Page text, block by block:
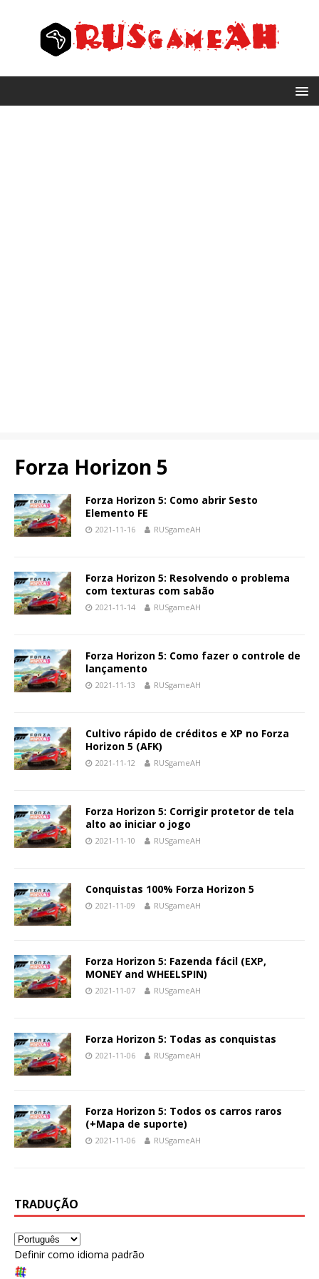
Forza Horizon 5
Forza Horizon 5: Como abrir Sesto
Elemento FE
2021-11-16 RUSgameAH
Forza Horizon 5: Resolvendo o problema
com texturas com sabão
2021-11-14 RUSgameAH
Forza Horizon 5: Como fazer o controle de
lançamento
2021-11-13 RUSgameAH
Cultivo rápido de créditos e XP no Forza
Horizon 5 (AFK)
2021-11-12 RUSgameAH
Forza Horizon 5: Corrigir protetor de tela
alto ao iniciar o jogo
2021-11-10 RUSgameAH
Conquistas 100% Forza Horizon 5
2021-11-09 RUSgameAH
Forza Horizon 5: Fazenda fácil (EXP,
MONEY and WHEELSPIN)
2021-11-07 RUSgameAH
Forza Horizon 5: Todas as conquistas
2021-11-06 RUSgameAH
Forza Horizon 5: Todos os carros raros
(+Mapa de suporte)
2021-11-06 RUSgameAH
TRADUÇÃO
Definir como idioma padrão